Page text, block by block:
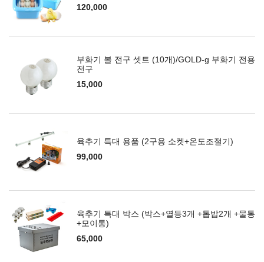
120,000
부화기 볼 전구 셋트 (10개)/GOLD-g 부화기 전용
전구
15,000
육추기 특대 용품 (2구용 소켓+온도조절기)
99,000
육추기 특대 박스 (박스+열등3개 +톱밥2개 +물통
+모이통)
65,000